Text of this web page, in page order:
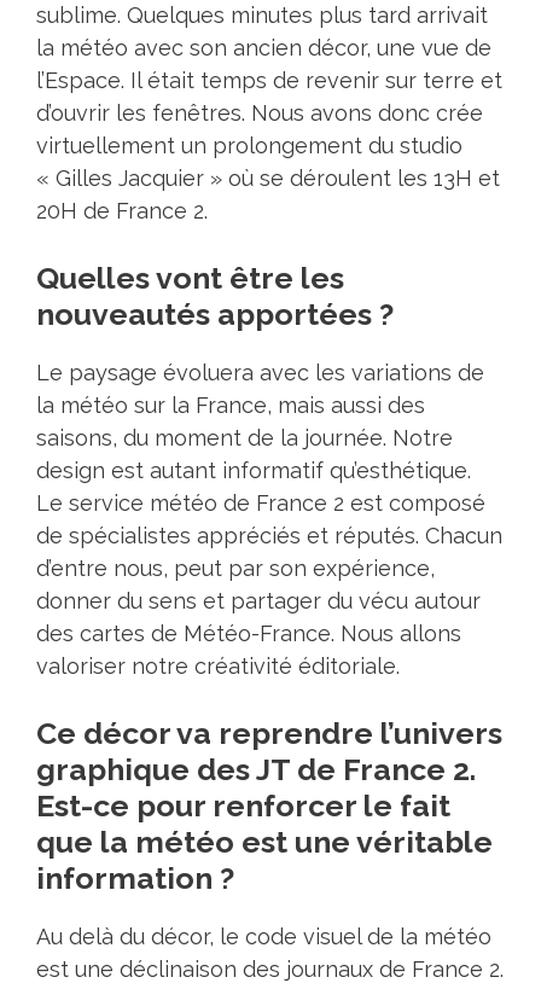
sublime. Quelques minutes plus tard arrivait
la météo avec son ancien décor, une vue de
l’Espace. Il était temps de revenir sur terre et
d’ouvrir les fenêtres. Nous avons donc crée
virtuellement un prolongement du studio
« Gilles Jacquier » où se déroulent les 13H et
20H de France 2.
Quelles vont être les
nouveautés apportées ?
Le paysage évoluera avec les variations de
la météo sur la France, mais aussi des
saisons, du moment de la journée. Notre
design est autant informatif qu’esthétique.
Le service météo de France 2 est composé
de spécialistes appréciés et réputés. Chacun
d’entre nous, peut par son expérience,
donner du sens et partager du vécu autour
des cartes de Météo-France. Nous allons
valoriser notre créativité éditoriale.
Ce décor va reprendre l’univers
graphique des JT de France 2.
Est-ce pour renforcer le fait
que la météo est une véritable
information ?
Au delà du décor, le code visuel de la météo
est une déclinaison des journaux de France 2.